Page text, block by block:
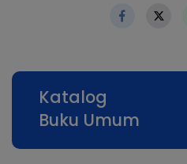
Katalog
Buku Umum